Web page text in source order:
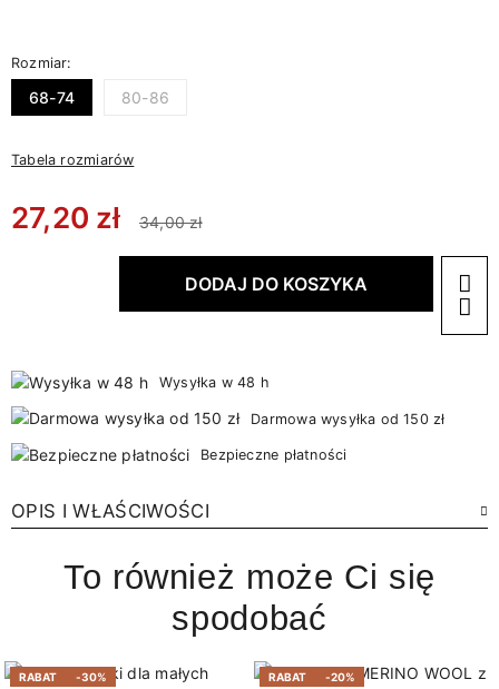
Rozmiar:
68-74 80-86
Tabela rozmiarów
27,20 zł 34,00 zł
DODAJ DO KOSZYKA
Wysyłka w 48 h
Darmowa wysyłka od 150 zł
Bezpieczne płatności
OPIS I WŁAŚCIWOŚCI
To również może Ci się
spodobać
RABAT -30% RABAT -20%